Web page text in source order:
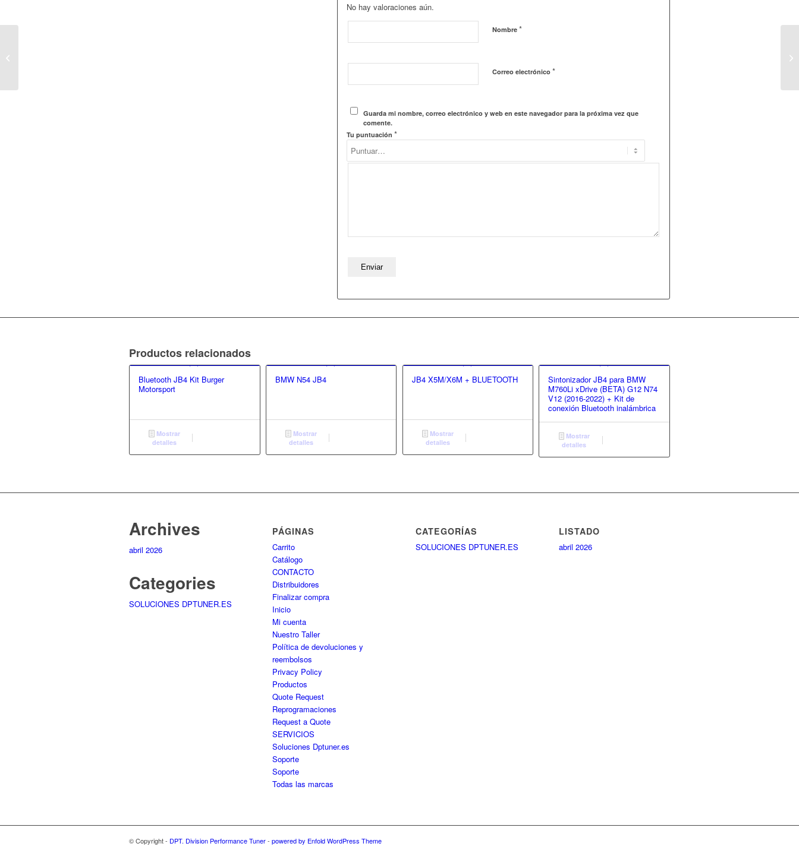
No hay valoraciones aún.
Nombre*
Correo electrónico*
Guarda mi nombre, correo electrónico y web en este navegador para la próxima vez que
comente.
Tu puntuación*
Productos relacionados
Bluetooth JB4 Kit Burger
Motorsport
Mostrar
detalles
BMW N54 JB4
Mostrar
detalles
JB4 X5M/X6M + BLUETOOTH
Mostrar
detalles
Sintonizador JB4 para BMW
M760Li xDrive (BETA) G12 N74
V12 (2016-2022) + Kit de
conexión Bluetooth inalámbrica
Mostrar
detalles
Archives
abril 2026
Categories
SOLUCIONES DPTUNER.ES
PÁGINAS
Carrito
Catálogo
CONTACTO
Distribuidores
Finalizar compra
Inicio
Mi cuenta
Nuestro Taller
Política de devoluciones y
reembolsos
Privacy Policy
Productos
Quote Request
Reprogramaciones
Request a Quote
SERVICIOS
Soluciones Dptuner.es
Soporte
Soporte
Todas las marcas
CATEGORÍAS
SOLUCIONES DPTUNER.ES
LISTADO
abril 2026
© Copyright - DPT. Division Performance Tuner- powered by Enfold WordPress Theme